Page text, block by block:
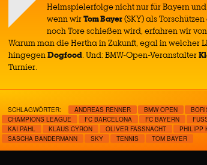
Heimspielerfolge nicht nur für Bayern
wenn wirTom Bayer(SKY) als
noch Tore schießen wird, erfahren wir von
Warum man die Hertha in Zukunft, egal in welcher
hingegenDogfood. Und: BMW-Open-Veranstalter
Turnier.
SCHLAGWÖRTER: ANDREAS RENNER BMW OPEN
CHAMPIONS LEAGUE
FC BARCELONA FC BAYERN
KAI PAHL
KLAUS CYRON OLIVER FASSNACHT PHILIPP
SASCHA BANDERMANN
SKY TENNIS TOM BAYER